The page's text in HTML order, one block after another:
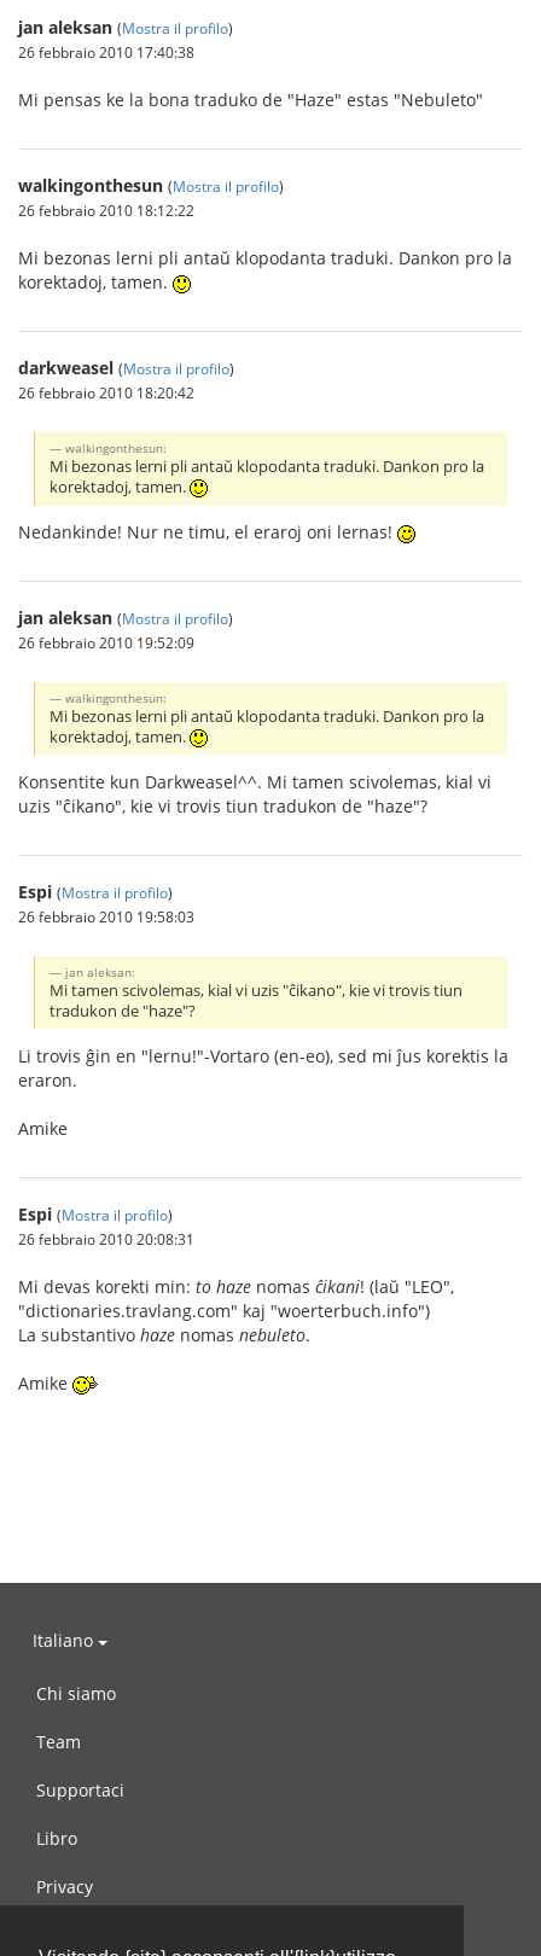
jan aleksan (Mostra il profilo)
26 febbraio 2010 17:40:38
Mi pensas ke la bona traduko de "Haze" estas "Nebuleto"
walkingonthesun (Mostra il profilo)
26 febbraio 2010 18:12:22
Mi bezonas lerni pli antaŭ klopodanta traduki. Dankon pro la
korektadoj, tamen.
darkweasel (Mostra il profilo)
26 febbraio 2010 18:20:42
walkingonthesun:
Mi bezonas lerni pli antaŭ klopodanta traduki. Dankon pro la
korektadoj, tamen.
Nedankinde! Nur ne timu, el eraroj oni lernas!
jan aleksan (Mostra il profilo)
26 febbraio 2010 19:52:09
walkingonthesun:
Mi bezonas lerni pli antaŭ klopodanta traduki. Dankon pro la
korektadoj, tamen.
Konsentite kun Darkweasel^^. Mi tamen scivolemas, kial vi
uzis "ĉikano", kie vi trovis tiun tradukon de "haze"?
Espi (Mostra il profilo)
26 febbraio 2010 19:58:03
jan aleksan:
Mi tamen scivolemas, kial vi uzis "ĉikano", kie vi trovis tiun
tradukon de "haze"?
Li trovis ĝin en "lernu!"-Vortaro (en-eo), sed mi ĵus korektis la
eraron.
Amike
Espi (Mostra il profilo)
26 febbraio 2010 20:08:31
Mi devas korekti min: to haze nomas ĉikani! (laŭ "LEO",
"dictionaries.travlang.com" kaj "woerterbuch.info")
La substantivo haze nomas nebuleto.
Amike
Italiano
Chi siamo
Team
Supportaci
Libro
Privacy